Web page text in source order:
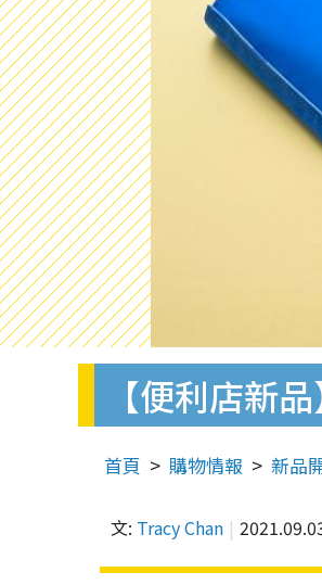
【便利店新
首頁 購物情報 新品
文: Tracy Chan